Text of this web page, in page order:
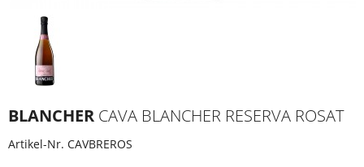
BLANCHER CAVA BLANCHER RESERVA ROSAT
Artikel-Nr. CAVBREROS